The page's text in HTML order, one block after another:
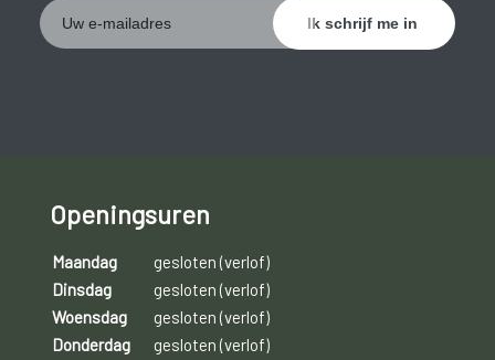
Openingsuren
Maandag
gesloten (verlof)
Dinsdag
gesloten (verlof)
Woensdag
gesloten (verlof)
Donderdag
gesloten (verlof)